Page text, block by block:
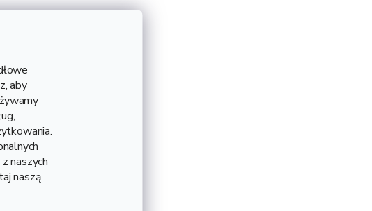
aby
naszych
naszą